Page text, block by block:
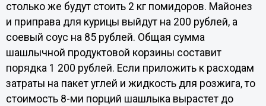
столько же будут стоить 2 кг помидоров. Майонез
и приправа для курицы выйдут на 200 рублей, а
соевый соус на 85 рублей. Общая сумма
шашлычной продуктовой корзины составит
порядка 1 200 рублей. Если приложить к расходам
затраты на пакет углей и жидкость для розжига, то
стоимость 8-ми порций шашлыка вырастет до